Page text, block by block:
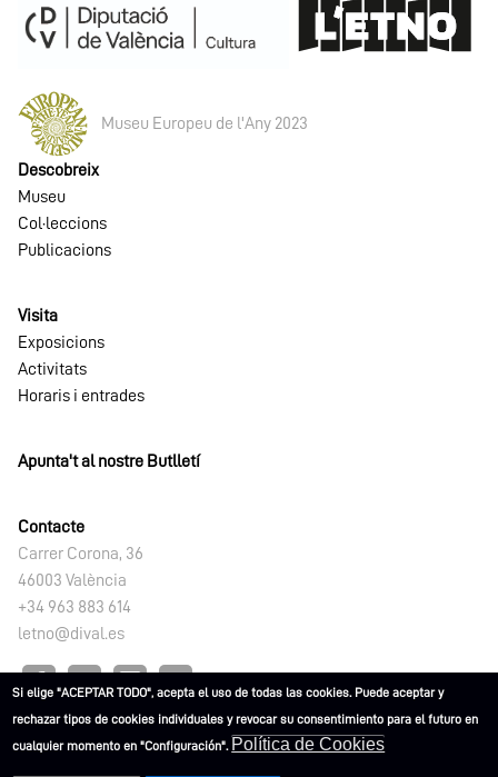
Museu Europeu de l'Any 2023
Descobreix
Museu
Col·leccions
Publicacions
Visita
Exposicions
Activitats
Horaris i entrades
Apunta't al nostre Butlletí
Contacte
Carrer Corona, 36
46003 València
+34 963 883 614
letno@dival.es
Si elige "ACEPTAR TODO", acepta el uso de todas las cookies. Puede aceptar y
rechazar tipos de cookies individuales y revocar su consentimiento para el futuro en
cualquier momento en "Configuración". Política de Cookies